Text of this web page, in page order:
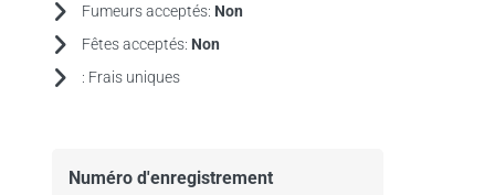
Fumeurs acceptés: Non
Fêtes acceptés: Non
: Frais uniques
Numéro d'enregistrement